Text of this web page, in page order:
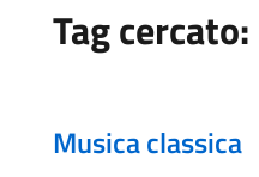
Tag
Musica classica